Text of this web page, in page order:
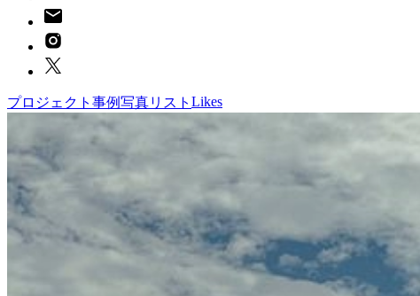
プロジェクト 事例写真リスト Likes